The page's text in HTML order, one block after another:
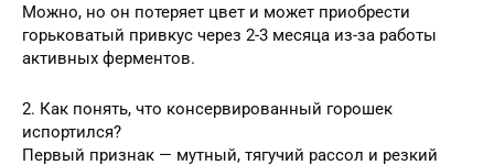
Можно, но он потеряет цвет и может приобрести
горьковатый привкус через 2-3 месяца из-за работы
активных ферментов.
2. Как понять, что консервированный горошек
испортился?
Первый признак — мутный, тягучий рассол и резкий